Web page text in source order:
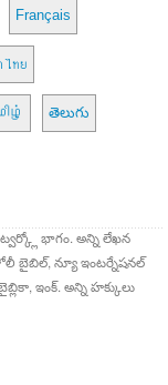
Français
ไทย
తెలుగు
భాగం. అన్ని లేఖన
బైబిల్, న్యూ ఇంటర్నేషనల్
ఇంక్. అన్ని హక్కులు